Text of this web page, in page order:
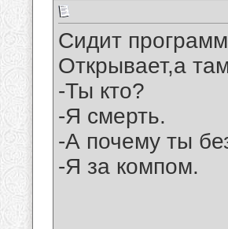
Сидит
Открывает,а
-Ты кто?
-Я смерть.
-А почему ты
-Я за компом.